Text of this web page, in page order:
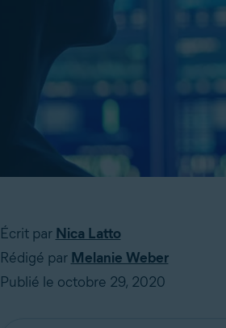
Écrit par Nica Latto
Rédigé par Melanie Weber
Publié le octobre 29, 2020